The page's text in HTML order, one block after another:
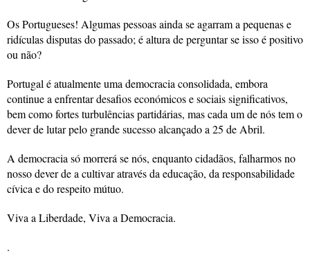
Os Portugueses! Algumas pessoas ainda se agarram a pequenas e
ridículas disputas do passado; é altura de perguntar se isso é positivo
ou não?
Portugal é atualmente uma democracia consolidada, embora
continue a enfrentar desafios económicos e sociais significativos,
bem como fortes turbulências partidárias, mas cada um de nós tem o
dever de lutar pelo grande sucesso alcançado a 25 de Abril.
A democracia só morrerá se nós, enquanto cidadãos, falharmos no
nosso dever de a cultivar através da educação, da responsabilidade
cívica e do respeito mútuo.
Viva a Liberdade, Viva a Democracia.
.